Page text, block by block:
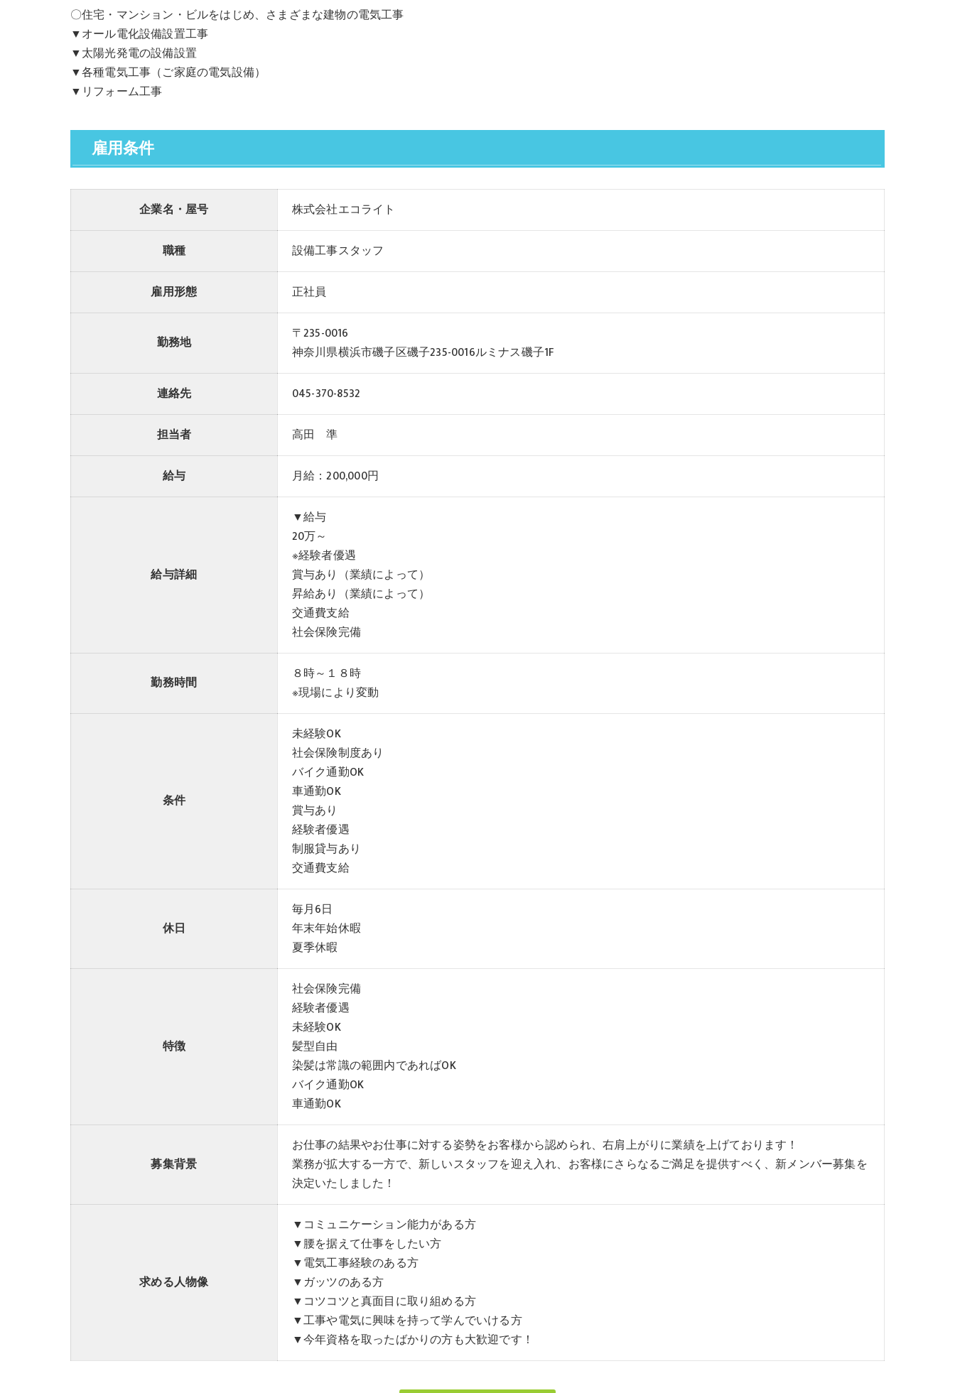
〇住宅・マンション・ビルをはじめ、さまざまな建物の電気工事
▼オール電化設備設置工事
▼太陽光発電の設備設置
▼各種電気工事（ご家庭の電気設備）
▼リフォーム工事
雇用条件
企業名・屋号 株式会社エコライト
職種 設備工事スタッフ
雇用形態 正社員
勤務地
〒235-0016
神奈川県横浜市磯子区磯子235-0016ルミナス磯子1F
連絡先 045-370-8532
担当者 高田 準
給与 月給：200,000円
給与詳細
▼給与
20万～
※経験者優遇
賞与あり（業績によって）
昇給あり（業績によって）
交通費支給
社会保険完備
勤務時間
８時～１８時
※現場により変動
条件
未経験OK
社会保険制度あり
バイク通勤OK
車通勤OK
賞与あり
経験者優遇
制服貸与あり
交通費支給
休日
毎月6日
年末年始休暇
夏季休暇
特徴
社会保険完備
経験者優遇
未経験OK
髪型自由
染髪は常識の範囲内であればOK
バイク通勤OK
車通勤OK
募集背景
お仕事の結果やお仕事に対する姿勢をお客様から認められ、右肩上がりに業績を上げております！
業務が拡大する一方で、新しいスタッフを迎え入れ、お客様にさらなるご満足を提供すべく、新メンバー募集を
決定いたしました！
求める人物像
▼コミュニケーション能力がある方
▼腰を据えて仕事をしたい方
▼電気工事経験のある方
▼ガッツのある方
▼コツコツと真面目に取り組める方
▼工事や電気に興味を持って学んでいける方
▼今年資格を取ったばかりの方も大歓迎です！